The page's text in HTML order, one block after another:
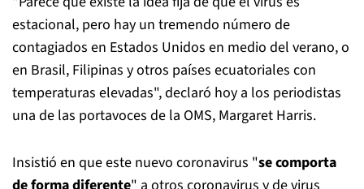
estacional, pero hay un tremendo número de
contagiados en Estados Unidos en medio del verano, o
en Brasil, Filipinas y otros países ecuatoriales con
temperaturas elevadas", declaró hoy a los periodistas
una de las portavoces de la OMS, Margaret Harris.
Insistió en que este nuevo coronavirus "se comporta